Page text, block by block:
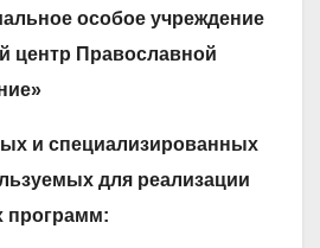
особое учреждение
центр Православной
и специализированных
для реализации
программ: